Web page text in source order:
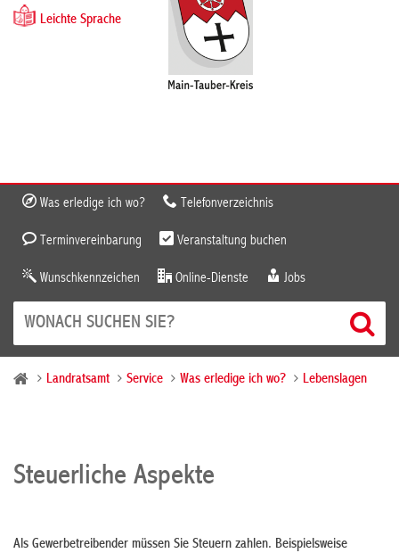
Leichte Sprache
Was erledige ich wo? Telefonverzeichnis
Terminvereinbarung Veranstaltung buchen
Wunschkennzeichen Online-Dienste Jobs
Landratsamt Service Was erledige ich wo? Lebenslagen
Steuerliche Aspekte
Als Gewerbetreibender müssen Sie Steuern zahlen. Beispielsweise